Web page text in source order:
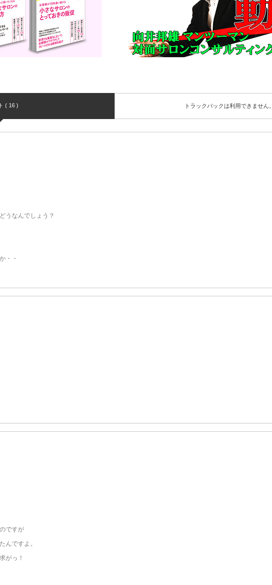
( 16 ) トラックバックは利用できません。
うなんでしょう？
・・
ですが
んですよ。
がっ！